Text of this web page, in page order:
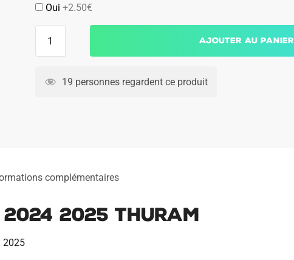
Oui+2.50€
Inter
Ajouter au panier
19 personnes regardent ce produit
complémentaires
2025 Thuram
2025